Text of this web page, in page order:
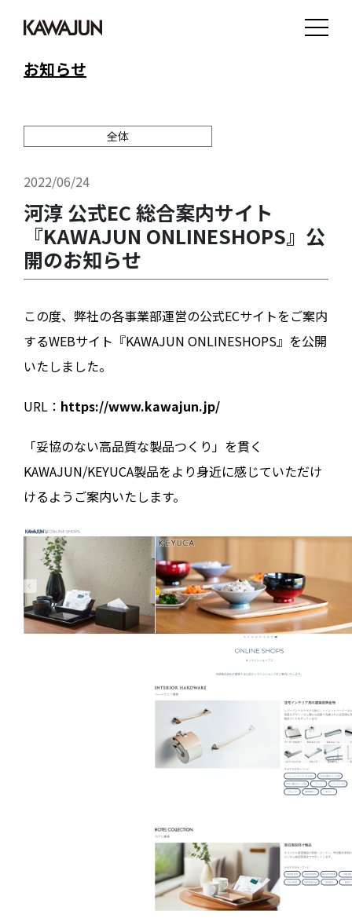
お知らせ
全体
2022/06/24
河淳 公式EC 総合案内サイト
『KAWAJUN ONLINESHOPS』公
開のお知らせ
この度、弊社の各事業部運営の公式ECサイトをご案内
するWEBサイト『KAWAJUN ONLINESHOPS』を公開
いたしました。
URL： https://www.kawajun.jp/
「妥協のない高品質な製品つくり」を貫く
KAWAJUN/KEYUCA製品をより身近に感じていただけ
けるようご案内いたします。